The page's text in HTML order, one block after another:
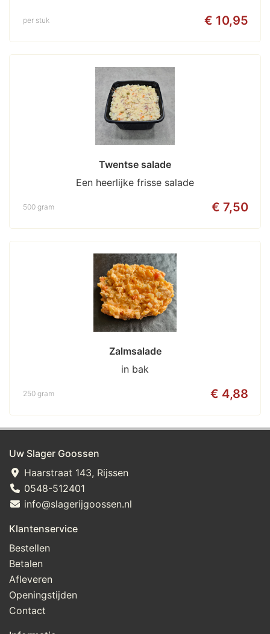
€ 10,95
per stuk
Twentse salade
Een heerlijke frisse salade
€ 7,50
500 gram
Zalmsalade
in bak
€ 4,88
250 gram
Uw Slager Goossen
Haarstraat 143, Rijssen
0548-512401
info@slagerijgoossen.nl
Klantenservice
Bestellen
Betalen
Afleveren
Openingstijden
Contact